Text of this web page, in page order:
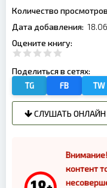
Количество
Дата добавления:
Оцените книгу:
Поделиться в сетях:
TG FB TW
СЛУШАТЬ ОНЛАЙН
контент